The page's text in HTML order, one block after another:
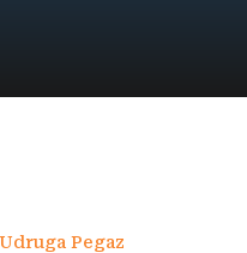
Udruga Pegaz